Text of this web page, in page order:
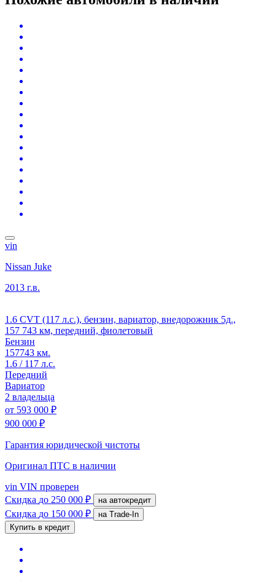
vin
Nissan Juke
2013 г.в.
1.6 CVT (117 л.с.), бензин, вариатор, внедорожник 5д.,
157 743 км, передний, фиолетовый
Бензин
157743 км.
1.6 / 117 л.с.
Передний
Вариатор
2 владельца
от 593 000 ₽
900 000 ₽
Гарантия юридической чистоты
Оригинал ПТС в наличии
vin VIN проверен
Скидка до 250 000 ₽ на автокредит
Скидка до 150 000 ₽
на Trade-In
Купить в кредит